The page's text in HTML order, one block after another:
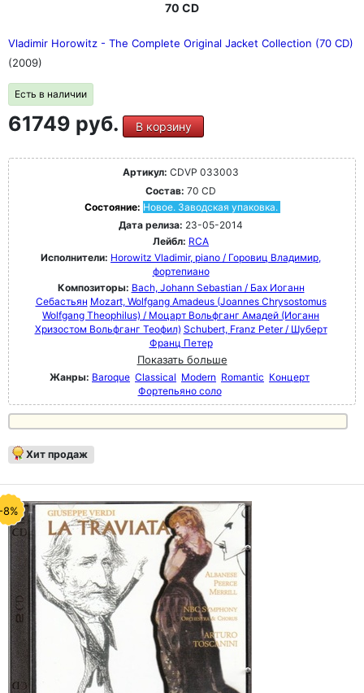
70 CD
Vladimir Horowitz - The Complete Original Jacket Collection (70 CD)
(2009)
Есть в наличии
61749 руб. В корзину
Артикул: CDVP 033003
Состав: 70 CD
Состояние: Новое. Заводская упаковка.
Дата релиза: 23-05-2014
Лейбл: RCA
Исполнители: Horowitz Vladimir, piano / Горовиц Владимир,
фортепиано
Композиторы: Bach, Johann Sebastian / Бах Иоганн
Себастьян Mozart, Wolfgang Amadeus (Joannes Chrysostomus
Wolfgang Theophilus) / Моцарт Вольфганг Амадей (Иоганн
Хризостом Вольфганг Теофил) Schubert, Franz Peter / Шуберт
Франц Петер
Показать больше
Жанры: Baroque Classical Modern Romantic Концерт
Фортепьяно соло
Хит продаж
8%